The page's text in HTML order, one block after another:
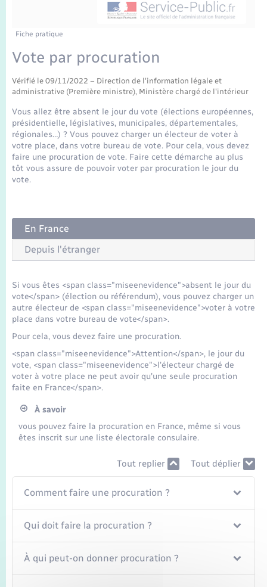
Mariage – PACS
Parrainage civil
Recensement
Fiche pratique
Vote par procuration
Vérifié le 09/11/2022 – Direction de l'information légale et
administrative (Première ministre), Ministère chargé de l'intérieur
Vous allez être absent le jour du vote (élections européennes,
présidentielle, législatives, municipales, départementales,
régionales…) ? Vous pouvez charger un électeur de voter à
votre place, dans votre bureau de vote. Pour cela, vous devez
faire une procuration de vote. Faire cette démarche au plus
tôt vous assure de pouvoir voter par procuration le jour du
vote.
En France
Depuis l'étranger
Si vous êtes <span class="miseenevidence">absent le jour du
vote</span> (élection ou référendum), vous pouvez charger un
autre électeur de <span class="miseenevidence">voter à votre
place dans votre bureau de vote</span>.
Pour cela, vous devez faire une procuration.
<span class="miseenevidence">Attention</span>, le jour du
vote, <span class="miseenevidence">l'électeur chargé de
voter à votre place ne peut avoir qu'une seule procuration
faite en France</span>.
À savoir
vous pouvez faire la procuration en France, même si vous
êtes inscrit sur une liste électorale consulaire.
Tout replier Tout déplier
Comment faire une procuration ?
Qui doit faire la procuration ?
À qui peut-on donner procuration ?